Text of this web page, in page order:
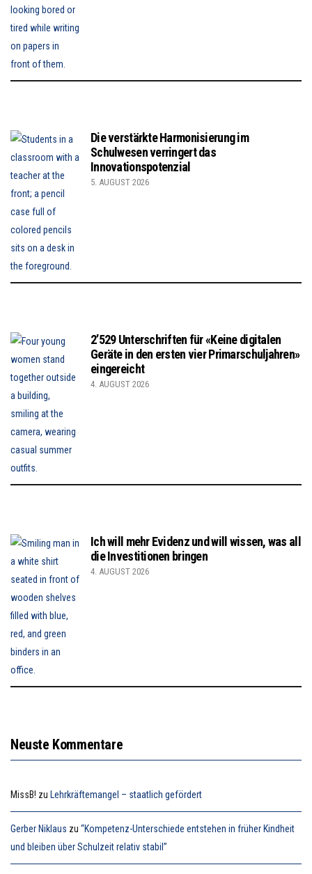
Die verstärkte Harmonisierung im
Schulwesen verringert das
Innovationspotenzial
5. AUGUST 2026
2’529 Unterschriften für «Keine digitalen
Geräte in den ersten vier Primarschuljahren»
eingereicht
4. AUGUST 2026
Ich will mehr Evidenz und will wissen, was all
die Investitionen bringen
4. AUGUST 2026
Neuste Kommentare
MissB! zu Lehrkräftemangel – staatlich gefördert
Gerber Niklaus zu “Kompetenz-Unterschiede entstehen in früher Kindheit
und bleiben über Schulzeit relativ stabil”